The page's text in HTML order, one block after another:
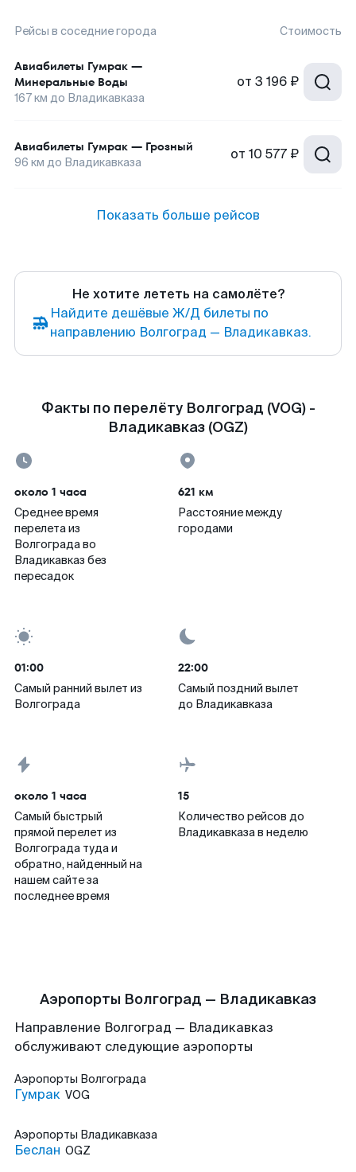
Рейсы в соседние города Стоимость
Авиабилеты Гумрак —
Минеральные Воды
167км до Владикавказа
от 3 196 ₽
Авиабилеты Гумрак — Грозный
96 км до Владикавказа от 10 577 ₽
Показать больше рейсов
Не хотите лететь на самолёте?
Найдите дешёвые Ж/Д билеты по
направлению Волгоград — Владикавказ.
Факты по перелёту Волгоград (VOG) -
Владикавказ (OGZ)
около 1 часа
Среднее время
перелета из
Волгограда во
Владикавказ без
пересадок
621 км
Расстояние между
городами
01:00
Самый ранний вылет из
Волгограда
22:00
Самый поздний вылет
до Владикавказа
около 1 часа
Самый быстрый
прямой перелет из
Волгограда туда и
обратно, найденный на
нашем сайте за
последнее время
15
Количество рейсов до
Владикавказа в неделю
Аэропорты Волгоград — Владикавказ
Направление Волгоград — Владикавказ
обслуживают следующие аэропорты
Аэропорты Волгограда
Гумрак VOG
Аэропорты Владикавказа
Беслан OGZ